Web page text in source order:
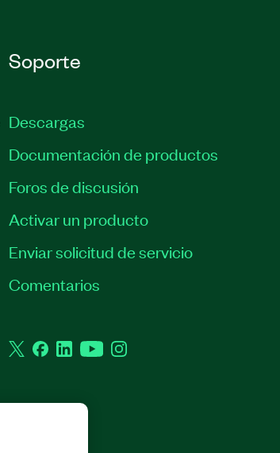
Soporte
Descargas
Documentación de productos
Foros de discusión
Activar un producto
Enviar solicitud de servicio
Comentarios
TwitterFacebook
LinkedInYouTubeInstagram